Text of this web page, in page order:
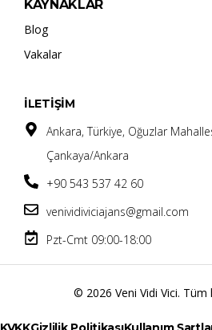
KAYNAKLAR
Blog
Vakalar
İLETİŞİM
Ankara, Türkiye, Oğuzlar
Çankaya/Ankara
+90 543 537 42 60
venividiviciajans@gmail.com
Pzt-Cmt 09:00-18:00
© 2026 Veni Vidi Vici. Tüm